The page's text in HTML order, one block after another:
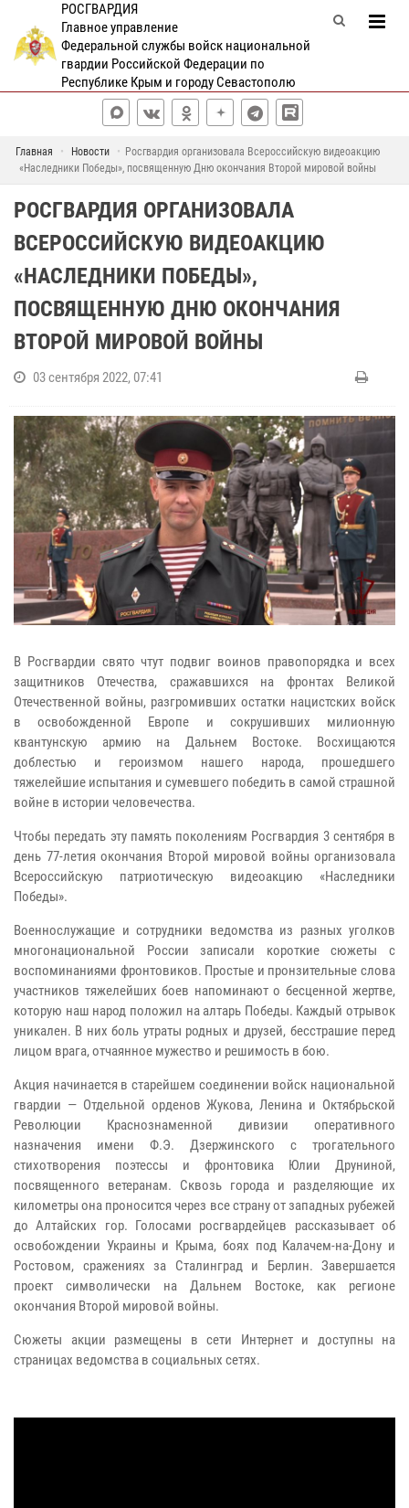
РОСГВАРДИЯ
Главное управление
Федеральной службы войск национальной
гвардии Российской Федерации по
Республике Крым и городу Севастополю
Главная Новости
Росгвардия организовала Всероссийскую видеоакцию
«Наследники Победы», посвященную Дню окончания Второй мировой войны
РОСГВАРДИЯ ОРГАНИЗОВАЛА
ВСЕРОССИЙСКУЮ ВИДЕОАКЦИЮ
«НАСЛЕДНИКИ ПОБЕДЫ»,
ПОСВЯЩЕННУЮ ДНЮ ОКОНЧАНИЯ
ВТОРОЙ МИРОВОЙ ВОЙНЫ
03 сентября 2022, 07:41
В Росгвардии свято чтут подвиг воинов правопорядка и всех
защитников Отечества, сражавшихся на фронтах Великой
Отечественной войны, разгромивших остатки нацистских войск
в освобожденной Европе и сокрушивших милионную
квантунскую армию на Дальнем Востоке. Восхищаются
доблестью и героизмом нашего народа, прошедшего
тяжелейшие испытания и сумевшего победить в самой страшной
войне в истории человечества.
Чтобы передать эту память поколениям Росгвардия 3 сентября в
день 77-летия окончания Второй мировой войны организовала
Всероссийскую патриотическую видеоакцию «Наследники
Победы».
Военнослужащие и сотрудники ведомства из разных уголков
многонациональной России записали короткие сюжеты с
воспоминаниями фронтовиков. Простые и пронзительные слова
участников тяжелейших боев напоминают о бесценной жертве,
которую наш народ положил на алтарь Победы. Каждый отрывок
уникален. В них боль утраты родных и друзей, бесстрашие перед
лицом врага, отчаянное мужество и решимость в бою.
Акция начинается в старейшем соединении войск национальной
гвардии — Отдельной орденов Жукова, Ленина и Октябрьской
Революции Краснознаменной дивизии оперативного
назначения имени Ф.Э. Дзержинского с трогательного
стихотворения поэтессы и фронтовика Юлии Друниной,
посвященного ветеранам. Сквозь города и разделяющие их
километры она проносится через все страну от западных рубежей
до Алтайских гор. Голосами росгвардейцев рассказывает об
освобождении Украины и Крыма, боях под Калачем-на-Дону и
Ростовом, сражениях за Сталинград и Берлин. Завершается
проект символически на Дальнем Востоке, как регионе
окончания Второй мировой войны.
Сюжеты акции размещены в сети Интернет и доступны на
страницах ведомства в социальных сетях.